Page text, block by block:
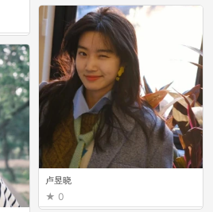
卢昱晓
0